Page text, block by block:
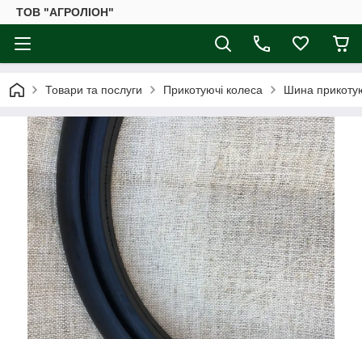
ТОВ "АГРОЛІОН"
Товари та послуги Прикотуючі колеса Шина